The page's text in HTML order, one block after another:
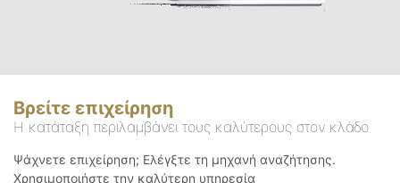
Βρείτε επιχείρηση
Η κατάταξη περιλαμβάνει τους καλύτερους στον κλάδο
Ψάχνετε επιχείρηση; Ελέγξτε τη μηχανή αναζήτησης.
Χρησιμοποιήστε την καλύτερη υπηρεσία